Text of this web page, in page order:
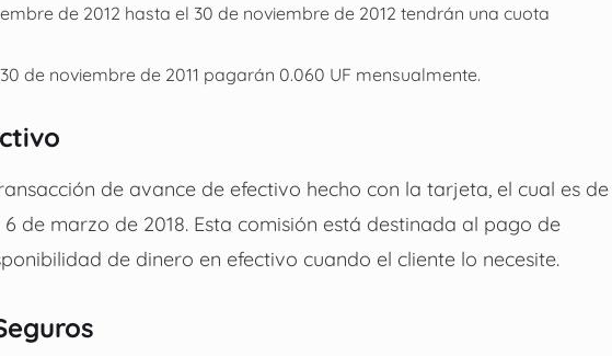
de 2012 hasta el 30 de noviembre de 2012 tendrán una cuota
de noviembre de 2011 pagarán 0.060 UF mensualmente.
de avance de efectivo hecho con la tarjeta, el cual es de
de marzo de 2018. Esta comisión está destinada al pago de
de dinero en efectivo cuando el cliente lo necesite.